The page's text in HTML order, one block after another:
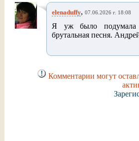
elenaduffy, 07.06.2026 г. 18:08
Я уж было подумала
брутальная песня.
Комментарии могут